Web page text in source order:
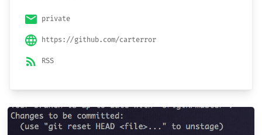
email private
language https://github.com/carterror
rss_feed RSS